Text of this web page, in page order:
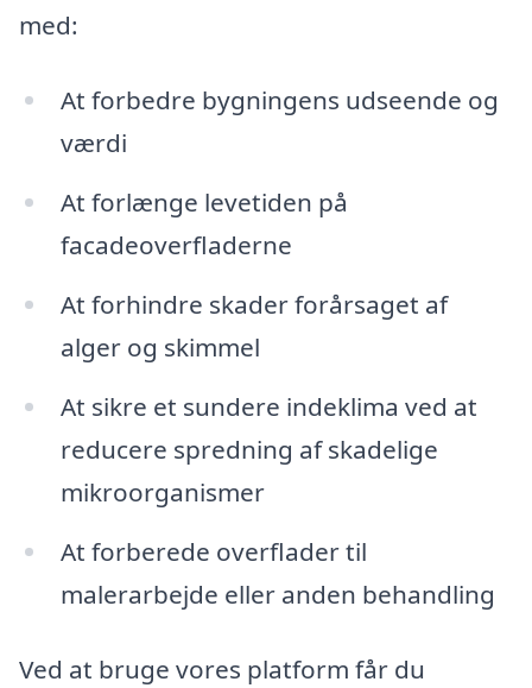
med:
At forbedre bygningens udseende og
værdi
At forlænge levetiden på
facadeoverfladerne
At forhindre skader forårsaget af
alger og skimmel
At sikre et sundere indeklima ved at
reducere spredning af skadelige
mikroorganismer
At forberede overflader til
malerarbejde eller anden behandling
Ved at bruge vores platform får du